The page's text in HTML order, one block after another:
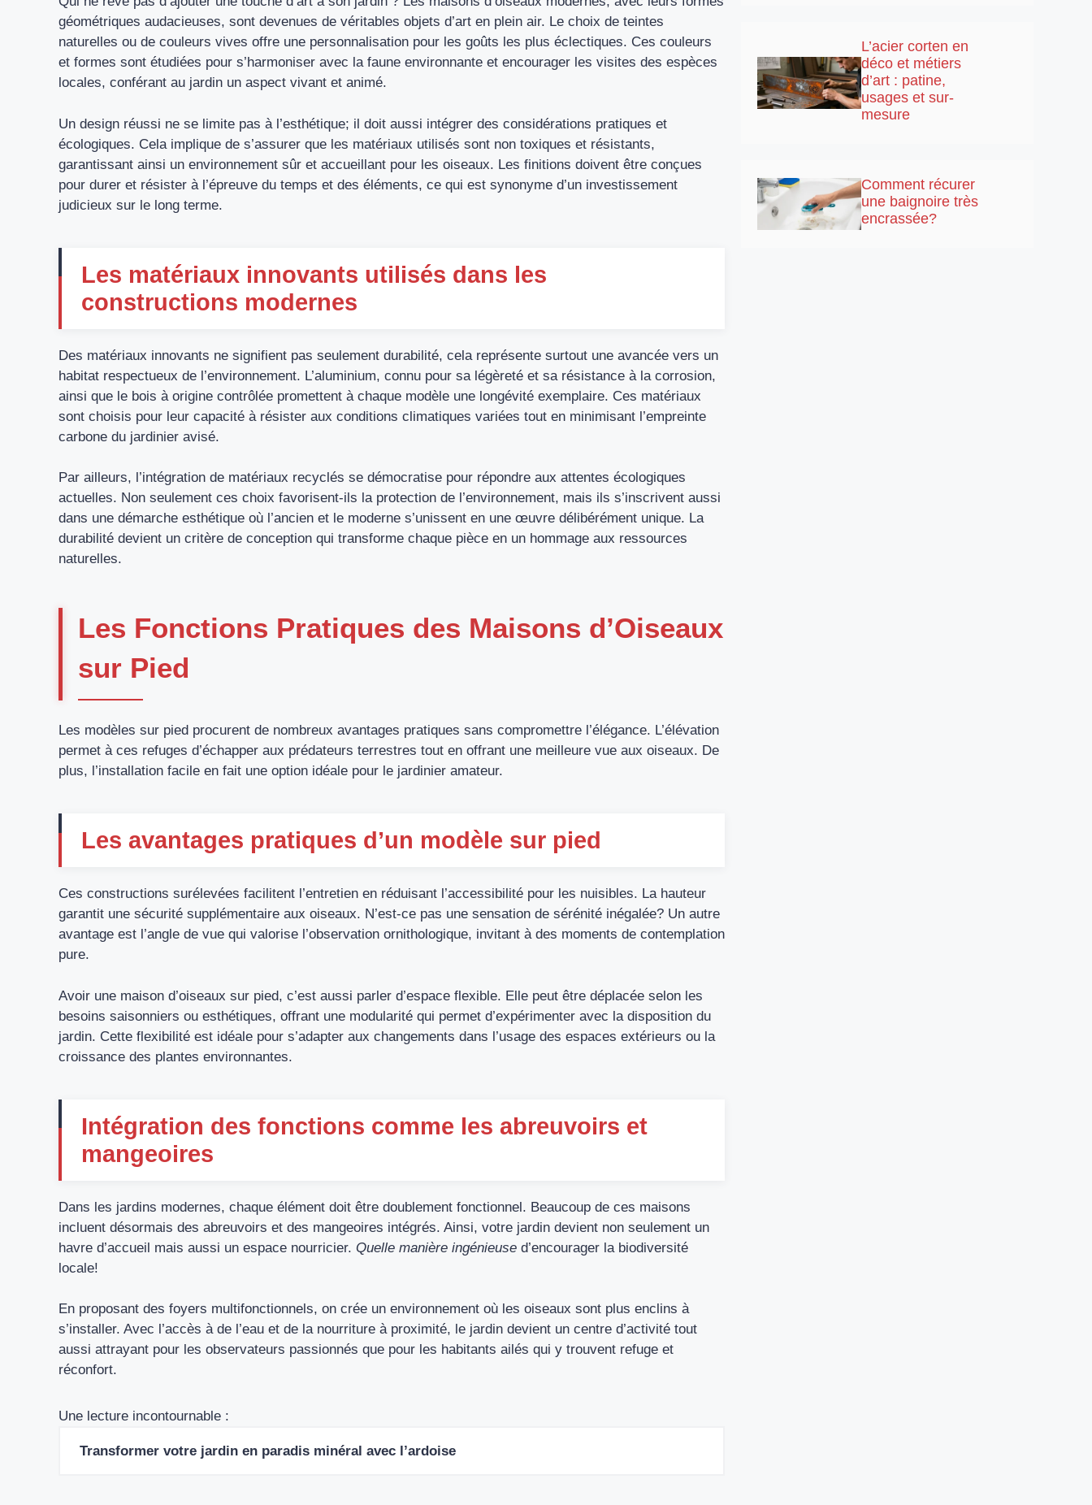
géométriques audacieuses, sont devenues de véritables objets d’art en plein air. Le choix de teintes
naturelles ou de couleurs vives offre une personnalisation pour les goûts les plus éclectiques. Ces couleurs
et formes sont étudiées pour s’harmoniser avec la faune environnante et encourager les visites des espèces
locales, conférant au jardin un aspect vivant et animé.
Un design réussi ne se limite pas à l’esthétique; il doit aussi intégrer des considérations pratiques et
écologiques. Cela implique de s’assurer que les matériaux utilisés sont non toxiques et résistants,
garantissant ainsi un environnement sûr et accueillant pour les oiseaux. Les finitions doivent être conçues
pour durer et résister à l’épreuve du temps et des éléments, ce qui est synonyme d’un investissement
judicieux sur le long terme.
Les matériaux innovants utilisés dans les
constructions modernes
Des matériaux innovants ne signifient pas seulement durabilité, cela représente surtout une avancée vers un
habitat respectueux de l’environnement. L’aluminium, connu pour sa légèreté et sa résistance à la corrosion,
ainsi que le bois à origine contrôlée promettent à chaque modèle une longévité exemplaire. Ces matériaux
sont choisis pour leur capacité à résister aux conditions climatiques variées tout en minimisant l’empreinte
carbone du jardinier avisé.
Par ailleurs, l’intégration de matériaux recyclés se démocratise pour répondre aux attentes écologiques
actuelles. Non seulement ces choix favorisent-ils la protection de l’environnement, mais ils s’inscrivent aussi
dans une démarche esthétique où l’ancien et le moderne s’unissent en une œuvre délibérément unique. La
durabilité devient un critère de conception qui transforme chaque pièce en un hommage aux ressources
naturelles.
Les Fonctions Pratiques des Maisons d’Oiseaux
sur Pied
Les modèles sur pied procurent de nombreux avantages pratiques sans compromettre l’élégance. L’élévation
permet à ces refuges d’échapper aux prédateurs terrestres tout en offrant une meilleure vue aux oiseaux. De
plus, l’installation facile en fait une option idéale pour le jardinier amateur.
Les avantages pratiques d’un modèle sur pied
Ces constructions surélevées facilitent l’entretien en réduisant l’accessibilité pour les nuisibles. La hauteur
garantit une sécurité supplémentaire aux oiseaux. N’est-ce pas une sensation de sérénité inégalée? Un autre
avantage est l’angle de vue qui valorise l’observation ornithologique, invitant à des moments de contemplation
pure.
Avoir une maison d’oiseaux sur pied, c’est aussi parler d’espace flexible. Elle peut être déplacée selon les
besoins saisonniers ou esthétiques, offrant une modularité qui permet d’expérimenter avec la disposition du
jardin. Cette flexibilité est idéale pour s’adapter aux changements dans l’usage des espaces extérieurs ou la
croissance des plantes environnantes.
Intégration des fonctions comme les abreuvoirs et
mangeoires
Dans les jardins modernes, chaque élément doit être doublement fonctionnel. Beaucoup de ces maisons
incluent désormais des abreuvoirs et des mangeoires intégrés. Ainsi, votre jardin devient non seulement un
havre d’accueil mais aussi un espace nourricier. Quelle manière ingénieuse d’encourager la biodiversité
locale!
En proposant des foyers multifonctionnels, on crée un environnement où les oiseaux sont plus enclins à
s’installer. Avec l’accès à de l’eau et de la nourriture à proximité, le jardin devient un centre d’activité tout
aussi attrayant pour les observateurs passionnés que pour les habitants ailés qui y trouvent refuge et
réconfort.
Une lecture incontournable :
Transformer votre jardin en paradis minéral avec l’ardoise
L’acier corten en
déco et métiers
d’art : patine,
usages et sur-
mesure
Comment récurer
une baignoire très
encrassée?